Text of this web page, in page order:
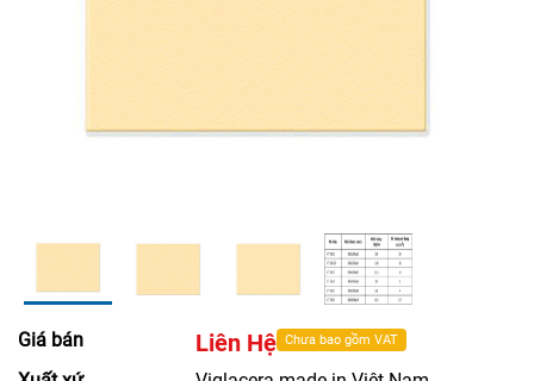
Giá bán Liên Hệ Chưa bao gồm VAT